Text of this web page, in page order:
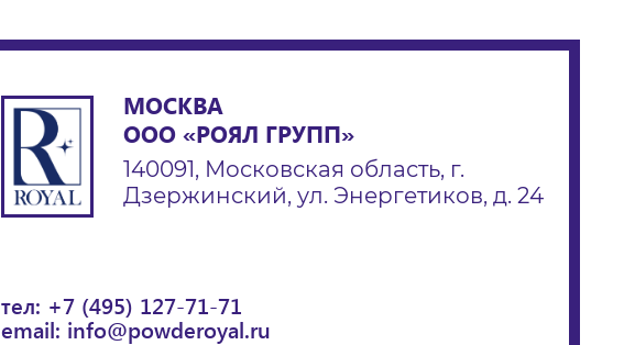
МОСКВА
ООО «РОЯЛ ГРУПП»
140091, Московская область, г.
Дзержинский, ул. Энергетиков, д. 24
тел: +7 (495) 127-71-71
email: info@powderoyal.ru